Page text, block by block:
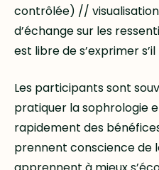
contrôlée) //
d’échange sur les
est libre de s’exprimer
Les participants sont
pratiquer la sophrologie
rapidement des
prennent conscience de